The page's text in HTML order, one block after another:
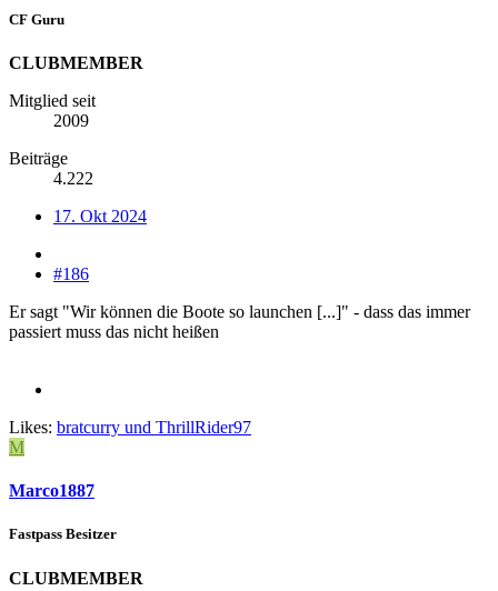
CF Guru
CLUBMEMBER
Mitglied seit
2009
Beiträge
4.222
17. Okt 2024
#186
Er sagt "Wir können die Boote so launchen [...]" - dass das immer
passiert muss das nicht heißen
Likes: bratcurry und ThrillRider97
M
Marco1887
Fastpass Besitzer
CLUBMEMBER